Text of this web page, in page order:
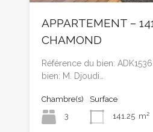
APPARTEMENT –
CHAMOND
Référence du bien:
bien: M. Djoudi…
Chambre(s)
3
Surface
141.25 m²